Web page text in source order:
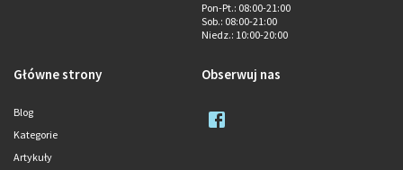
Pon-Pt.: 08:00-21:00
Sob.: 08:00-21:00
Niedz.: 10:00-20:00
Główne strony
Blog
Kategorie
Artykuły
Obserwuj nas